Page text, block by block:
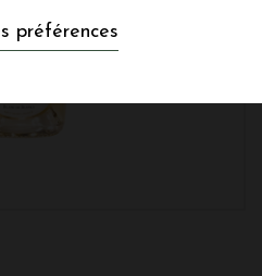
préférences